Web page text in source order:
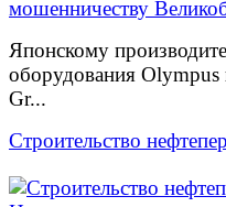
Японскому
оборудования
Gr...
Строительство